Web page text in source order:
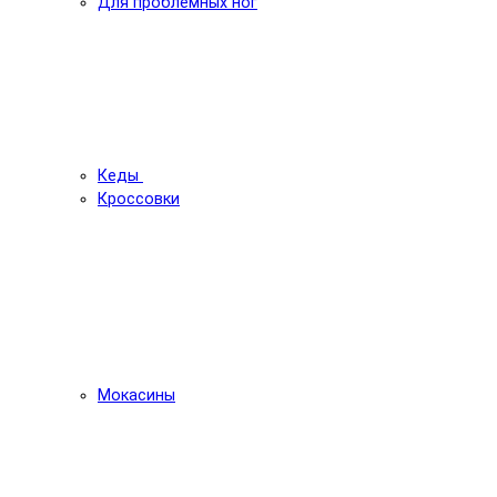
Кеды
Кроссовки
Мокасины